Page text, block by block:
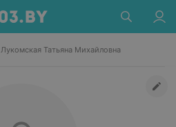
Лукомская Татьяна Михайловна